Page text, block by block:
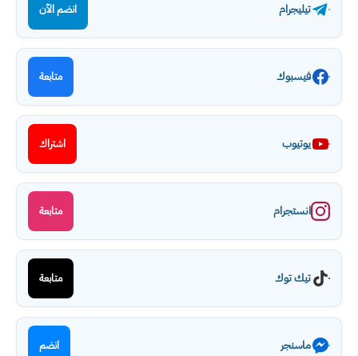
تيليجرام انضم الآن
فيسبوك متابعة
يوتيوب اشتراك
انستجرام متابعة
تيك توك متابعة
ماسنجر انضم